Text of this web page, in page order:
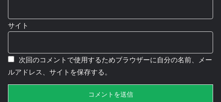
サイト
次回のコメントで使用するためブラウザーに自分の名前、メー
ルアドレス、サイトを保存する。